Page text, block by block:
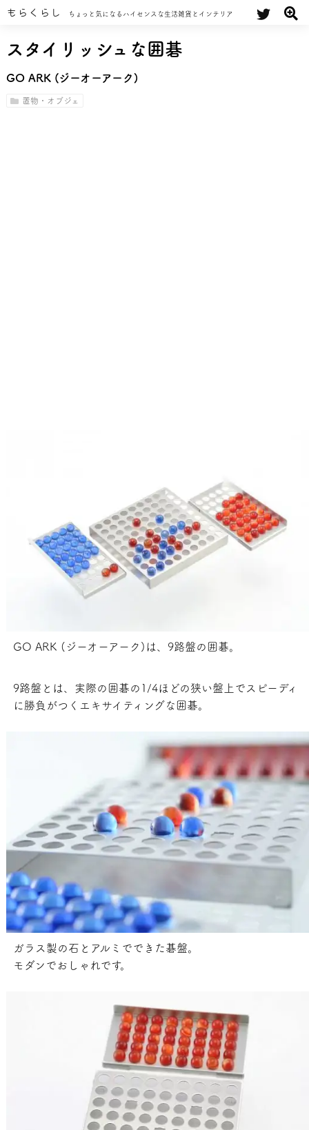
もらくらし ちょっと気になるハイセンスな生活雑貨とインテリア
スタイリッシュな囲碁
GO ARK (ジーオーアーク)
置物・オブジェ
GO ARK (ジーオーアーク)は、9路盤の囲碁。
9路盤とは、実際の囲碁の1/4ほどの狭い盤上でスピーディ
に勝負がつくエキサイティングな囲碁。
ガラス製の石とアルミでできた碁盤。
モダンでおしゃれです。